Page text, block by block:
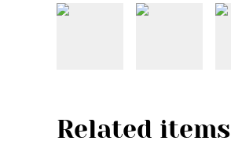
Related items